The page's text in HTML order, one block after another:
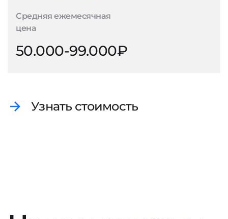
Средняя ежемесячная
цена
50.000-99.000₽
Узнать стоимость